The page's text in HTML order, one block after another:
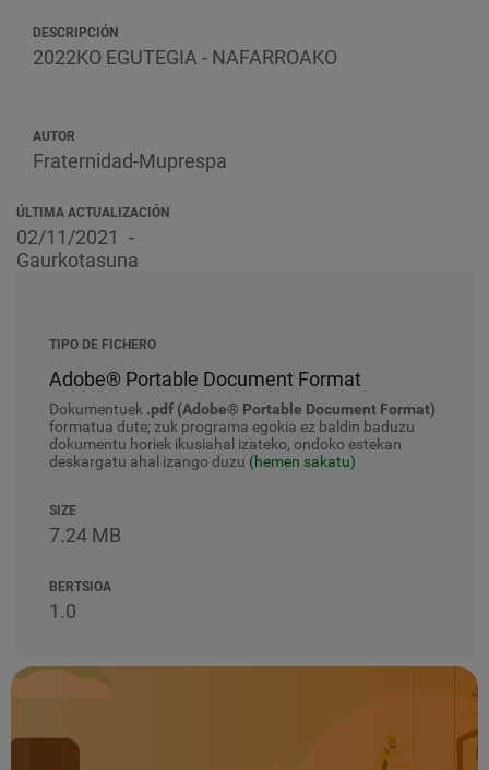
DESCRIPCIÓN
2022KO EGUTEGIA - NAFARROAKO
AUTOR
Fraternidad-Muprespa
ÚLTIMA ACTUALIZACIÓN
02/11/2021
Gaurkotasuna
TIPO DE FICHERO
Adobe® Portable Document Format
Dokumentuek .pdf (Adobe® Portable Document Format)
formatua dute; zuk programa egokia ez baldin baduzu
dokumentu horiek ikusiahal izateko, ondoko estekan
deskargatu ahal izango duzu (hemen sakatu)
SIZE
7.24 MB
BERTSIOA
1.0